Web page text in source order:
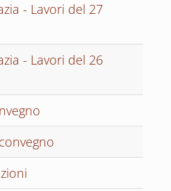
- Lavori del 27
- Lavori del 26